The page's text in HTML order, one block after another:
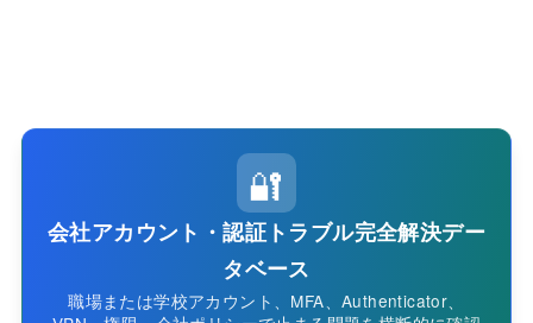
🔐
会社アカウント・認証トラブル完全解決デー
タベース
職場または学校アカウント、MFA、Authenticator、